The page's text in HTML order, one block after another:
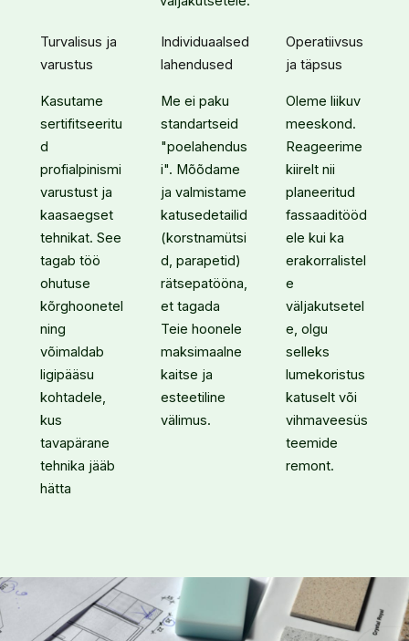
Turvalisus ja
varustus
Kasutame
sertifitseeritu
d
profialpinismi
varustust ja
kaasaegset
tehnikat. See
tagab töö
ohutuse
kõrghoonetel
ning
võimaldab
ligipääsu
kohtadele,
kus
tavapärane
tehnika jääb
hätta
Individuaalsed
lahendused
Me ei paku
standartseid
"poelahendus
i". Mõõdame
ja valmistame
katusedetailid
(korstnamütsi
d, parapetid)
rätsepatööna,
et tagada
Teie hoonele
maksimaalne
kaitse ja
esteetiline
välimus.
Operatiivsus
ja täpsus
Oleme liikuv
meeskond.
Reageerime
kiirelt nii
planeeritud
fassaaditööd
ele kui ka
erakorralistel
e
väljakutsetel
e, olgu
selleks
lumekoristus
katuselt või
vihmaveesüs
teemide
remont.